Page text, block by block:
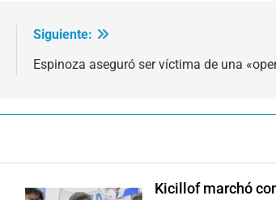
Siguiente:
Espinoza aseguró ser víctima de una
Kicillof marchó